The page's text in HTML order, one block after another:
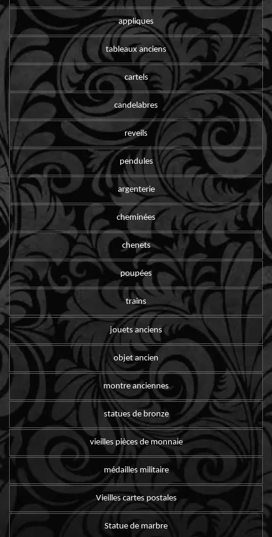
appliques
tableaux anciens
cartels
candelabres
reveils
pendules
argenterie
cheminées
chenets
poupées
trains
jouets anciens
objet ancien
montre anciennes
statues de bronze
vieilles pièces de monnaie
médailles militaire
Vieilles cartes postales
Statue de marbre